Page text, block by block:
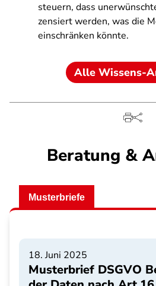
steuern, dass
zensiert werden, was die
einschränken könnte.
Alle Wissens-
Beratung &
Musterbriefe
18. Juni 2025
Musterbrief DSGVO